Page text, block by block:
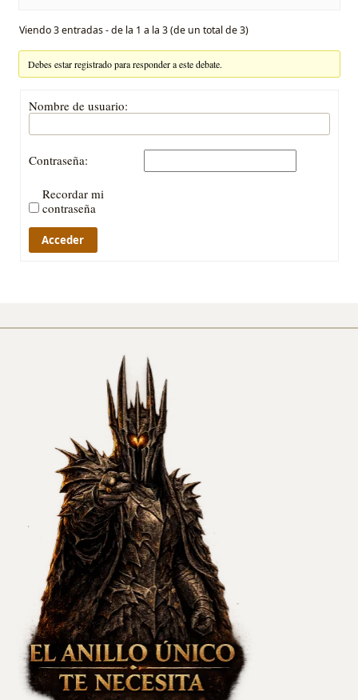
Viendo 3 entradas - de la 1 a la 3 (de un total de 3)
Debes estar registrado para responder a este debate.
Nombre de usuario:
Contraseña:
Recordar mi
contraseña
Acceder